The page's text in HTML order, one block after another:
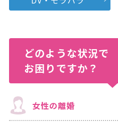
どのような状況で
お困りですか？
女性の離婚